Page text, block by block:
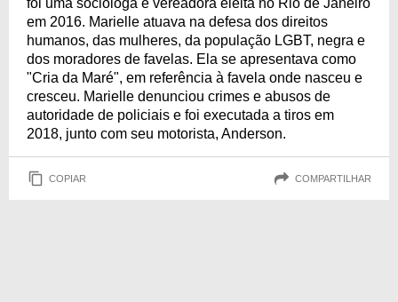
foi uma socióloga e vereadora eleita no Rio de Janeiro
em 2016. Marielle atuava na defesa dos direitos
humanos, das mulheres, da população LGBT, negra e
dos moradores de favelas. Ela se apresentava como
"Cria da Maré", em referência à favela onde nasceu e
cresceu. Marielle denunciou crimes e abusos de
autoridade de policiais e foi executada a tiros em
2018, junto com seu motorista, Anderson.
COPIAR COMPARTILHAR